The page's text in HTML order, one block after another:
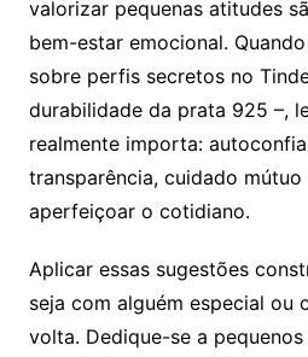
valorizar pequenas atitudes
bem-estar emocional.
sobre perfis secretos no
durabilidade da prata 925 –,
realmente importa:
transparência, cuidado
aperfeiçoar o cotidiano.
Aplicar essas sugestões
seja com alguém especial ou
volta. Dedique-se a